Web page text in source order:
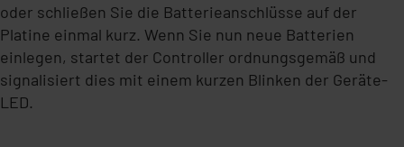
oder schließen Sie die Batterieanschlüsse auf der
Platine einmal kurz. Wenn Sie nun neue Batterien
einlegen, startet der Controller ordnungsgemäß und
signalisiert dies mit einem kurzen Blinken der Geräte-
LED.